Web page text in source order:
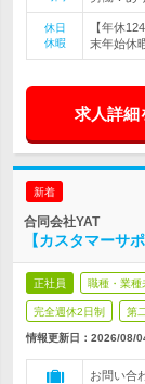
休日
休暇
【年休
末年始休
求人詳細
新着
合同会社YAT
【カスタマーサ
正社員 職種・業種
完全週休2日制 第
情報更新日：2026/08/
お問い合